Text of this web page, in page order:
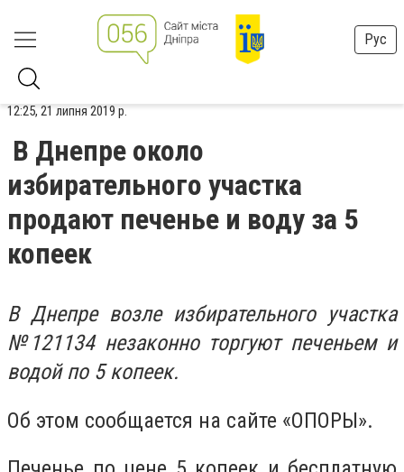
Рус
12:25, 21 липня 2019 р.
В Днепре около
избирательного участка
продают печенье и воду за 5
копеек
В Днепре возле избирательного участка
№121134 незаконно торгуют печеньем и
водой по 5 копеек.
Об этом сообщается на сайте «ОПОРЫ».